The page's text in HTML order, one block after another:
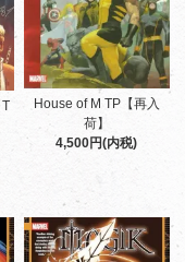
House of M TP【再入
荷】
4,500円(内税)